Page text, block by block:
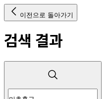
이전으로 돌아가기
검색 결과